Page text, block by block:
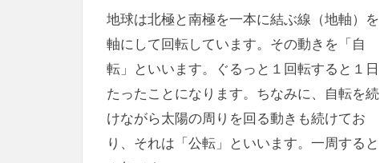
地球は北極と南極を一本に結ぶ線（地軸）を
軸にして回転しています。その動きを「自
転」といいます。ぐるっと１回転すると１日
たったことになります。ちなみに、自転を続
けながら太陽の周りを回る動きも続けてお
り、それは「公転」といいます。一周すると